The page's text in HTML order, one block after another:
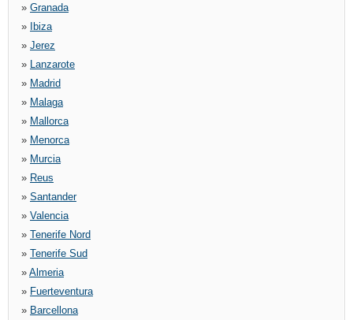
» Granada
»
Ibiza
» Jerez
» Lanzarote
» Madrid
» Malaga
» Mallorca
» Menorca
» Murcia
» Reus
» Santander
» Valencia
» Tenerife Nord
» Tenerife Sud
» Almeria
» Fuerteventura
» Barcellona